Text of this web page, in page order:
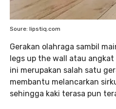
Soure: lipstiq.com
Gerakan olahraga sambil
legs up the wall atau angkat
ini merupakan salah satu
membantu melancarkan
sehingga kaki terasa pun